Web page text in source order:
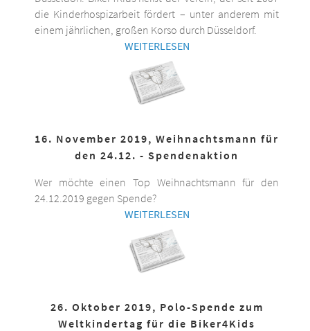
die Kinderhospizarbeit fördert – unter anderem mit
einem jährlichen, großen Korso durch Düsseldorf.
WEITERLESEN
16. November 2019, Weihnachtsmann für
den 24.12. - Spendenaktion
Wer möchte einen Top Weihnachtsmann für den
24.12.2019 gegen Spende?
WEITERLESEN
26. Oktober 2019, Polo-Spende zum
Weltkindertag für die Biker4Kids